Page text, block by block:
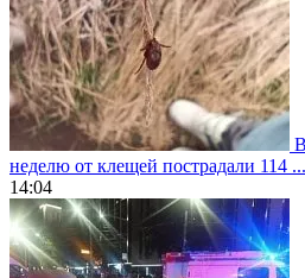
неделю от клещей пострадали 114 ...
14:04